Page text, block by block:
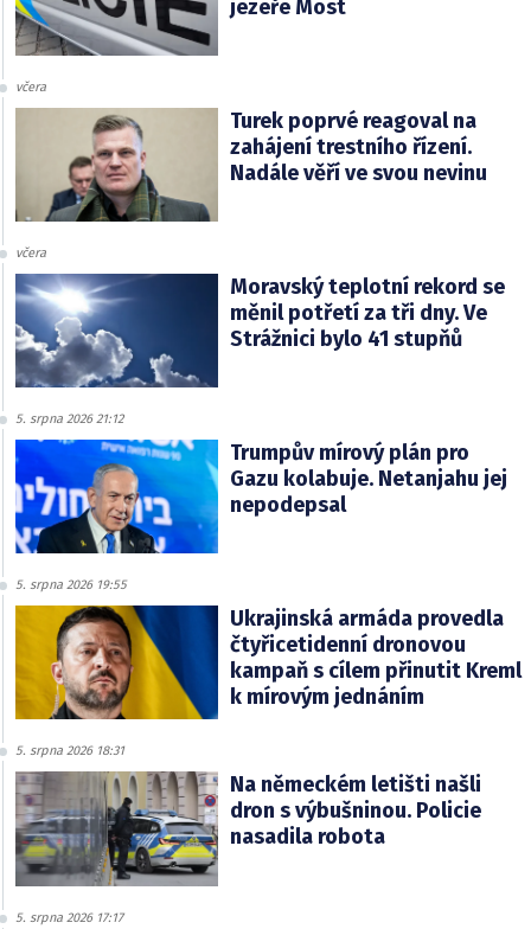
jezeře Most
včera
Turek poprvé reagoval na
zahájení trestního řízení.
Nadále věří ve svou nevinu
včera
Moravský teplotní rekord se
měnil potřetí za tři dny. Ve
Strážnici bylo 41 stupňů
5. srpna 2026 21:12
Trumpův mírový plán pro
Gazu kolabuje. Netanjahu jej
nepodepsal
5. srpna 2026 19:55
Ukrajinská armáda provedla
čtyřicetidenní dronovou
kampaň s cílem přinutit Kreml
k mírovým jednáním
5. srpna 2026 18:31
Na německém letišti našli
dron s výbušninou. Policie
nasadila robota
5. srpna 2026 17:17